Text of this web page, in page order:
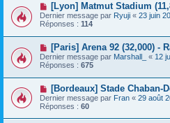
[Lyon] Matmut Stadium
Dernier message par Ryuji « 23 juin
Réponses : 114
[Paris] Arena 92 (32,000) -
Dernier message par Marshall_ « 12
Réponses : 675
[Bordeaux] Stade Chaban-
Dernier message par Fran « 29 août
Réponses : 60